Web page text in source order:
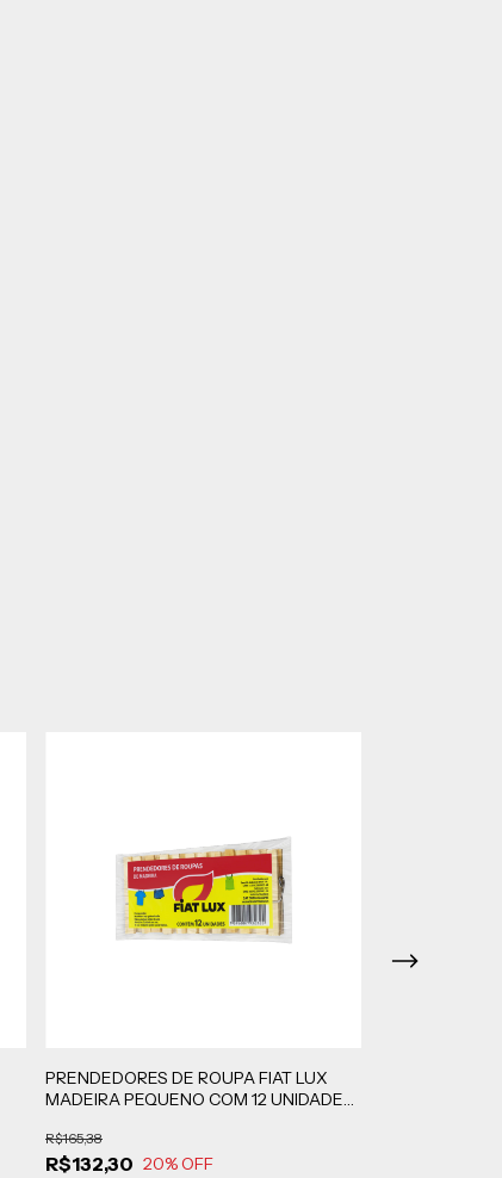
PRENDEDORES DE ROUPA FIAT LUX
MADEIRA PEQUENO COM 12 UNIDADES
R$132,30
R$165,38
20% OFF